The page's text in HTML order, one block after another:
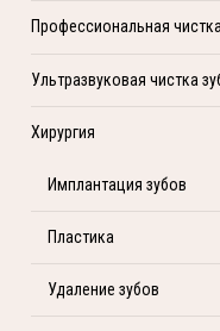
Профессиональная
Ультразвуковая чистка
Хирургия
Имплантация зубов
Пластика
Удаление зубов